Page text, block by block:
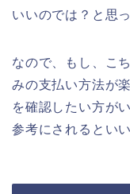
いいのでは？と思
なので、もし、こ
みの支払い方法が
を確認したい方が
参考にされるとい